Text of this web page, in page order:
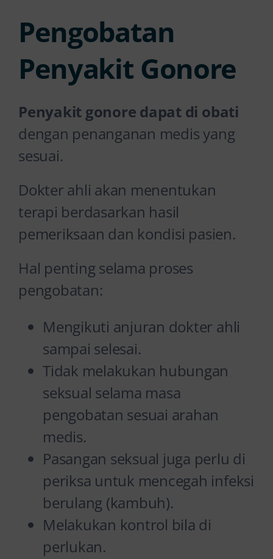
Pengobatan
Penyakit Gonore
Penyakit gonore dapat di obati
dengan penanganan medis yang
sesuai.
Dokter ahli akan menentukan
terapi berdasarkan hasil
pemeriksaan dan kondisi pasien.
Hal penting selama proses
pengobatan:
Mengikuti anjuran dokter ahli
sampai selesai.
Tidak melakukan hubungan
seksual selama masa
pengobatan sesuai arahan
medis.
Pasangan seksual juga perlu di
periksa untuk mencegah infeksi
berulang (kambuh).
Melakukan kontrol bila di
perlukan.